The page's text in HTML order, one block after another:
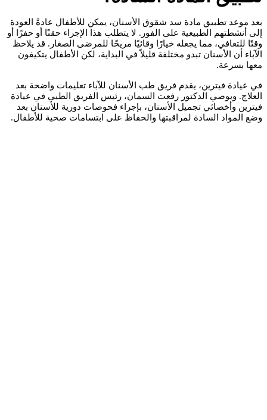
بعد موعد تطبيق مادة سد شقوق الأسنان، يمكن للأطفال عادةً العودة
إلى أنشطتهم الطبيعية على الفور. لا يتطلب هذا الإجراء حقنًا أو حفرًا أو
وقتًا للتعافي، مما يجعله خيارًا وقائيًا مريحًا للمرضى الصغار. قد يلاحظ
الآباء أن الأسنان تبدو مختلفة قليلاً في البداية، لكن الأطفال يتكيفون
معها بسرعة.
في عيادة فيترين، يقدم فريق طب الأسنان للآباء تعليمات واضحة بعد
العلاج. ويوصي الدكتور رفعت السمان، رئيس الفريق الطبي في عيادة
فيترين وأخصائي تجميل الأسنان، بإجراء فحوصات دورية للأسنان بعد
وضع المواد السادة لمراقبتها والحفاظ على ابتسامات صحية للأطفال.